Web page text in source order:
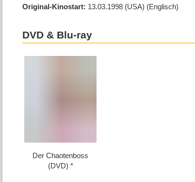
Original-Kinostart 13.03.1998 (USA) (Englisch)
DVD & Blu-ray
Der Chaotenboss
(DVD)